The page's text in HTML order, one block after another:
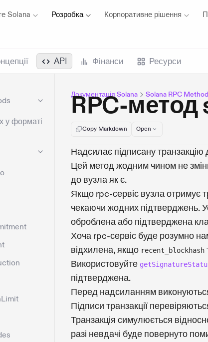
Solana Розробка Корпоративне рішення
API Фінанси Ресурси
у форматі
Документація Solana Solana RPC
RPC-метод
Copy Markdown Open
Надсилає підписану
Цей метод жодним чином не
до вузла як є.
Якщо rpc-сервіс вузла отримує
чекаючи жодних підтверджень.
оброблена або підтверджена
Хоча rpc-сервіс буде розумно
відхилена, якщо recent_blockhash
Використовуйте
підтверджена.
Перед надсиланням
Підписи транзакції
Транзакція симулюється
разі невдачі буде повернуто